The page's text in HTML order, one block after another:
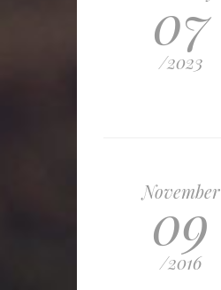
07
/2023
November
09
/2016